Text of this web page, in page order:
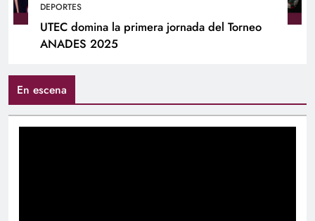
DEPORTES
UTEC domina la primera jornada del Torneo
ANADES 2025
En escena